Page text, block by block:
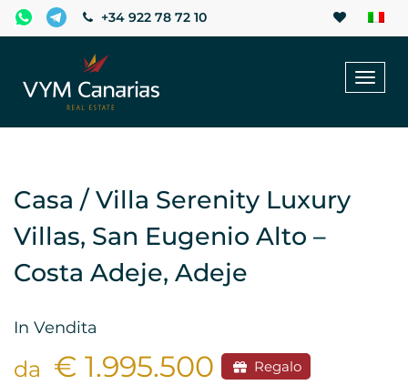
+34 922 78 72 10
Casa / Villa Serenity Luxury
Villas, San Eugenio Alto –
Costa Adeje, Adeje
In Vendita
da € 1.995.500 Regalo